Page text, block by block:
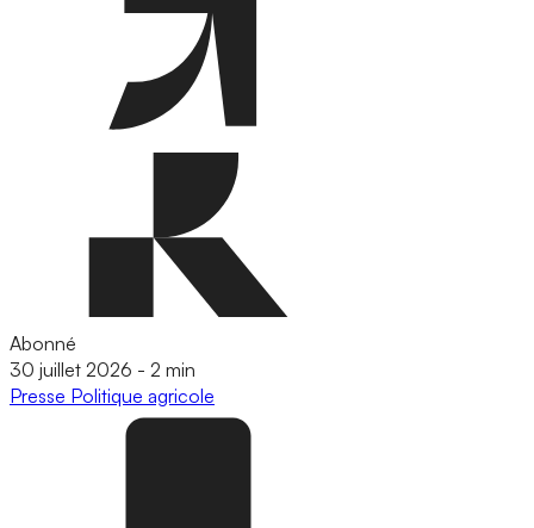
Abonné
30 juillet 2026 - 2 min
Presse Politique agricole